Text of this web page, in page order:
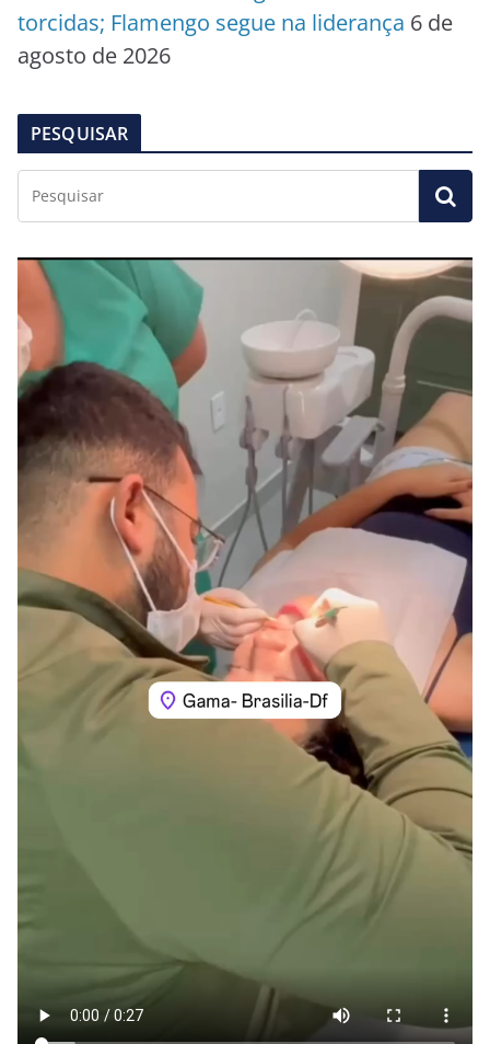
torcidas; Flamengo segue na liderança 6 de
agosto de 2026
PESQUISAR